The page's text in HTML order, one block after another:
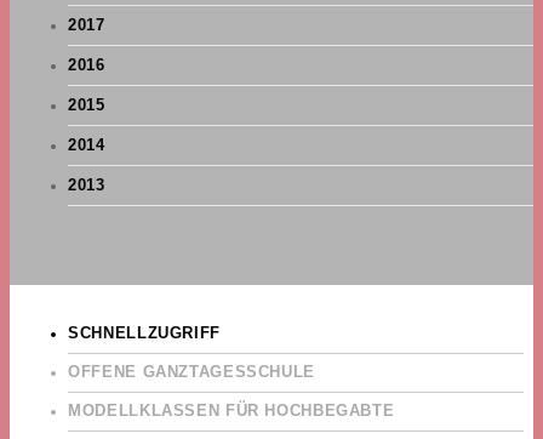
2017
2016
2015
2014
2013
SCHNELLZUGRIFF
OFFENE GANZTAGESSCHULE
MODELLKLASSEN FÜR HOCHBEGABTE